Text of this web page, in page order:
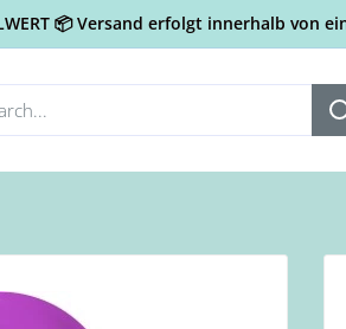
📦 Versand erfolgt innerhalb